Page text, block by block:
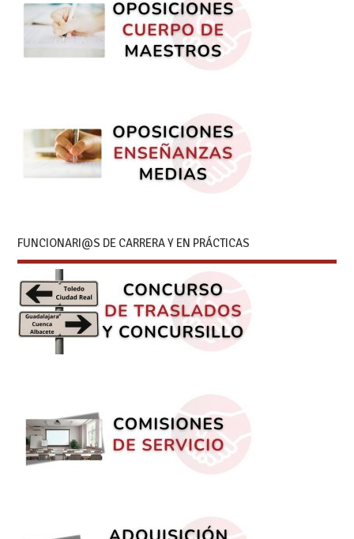
FUNCIONARI@S DE CARRERA Y EN PRÁCTICAS